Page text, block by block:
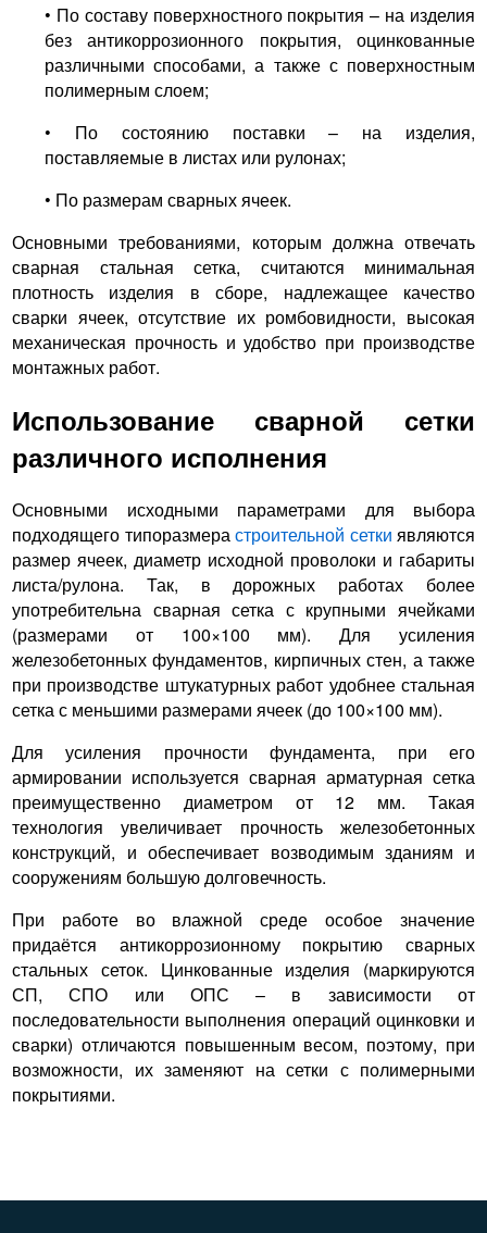
• По составу поверхностного покрытия – на изделия
без антикоррозионного покрытия, оцинкованные
различными способами, а также с поверхностным
полимерным слоем;
• По состоянию поставки – на изделия,
поставляемые в листах или рулонах;
• По размерам сварных ячеек.
Основными требованиями, которым должна отвечать
сварная стальная сетка, считаются минимальная
плотность изделия в сборе, надлежащее качество
сварки ячеек, отсутствие их ромбовидности, высокая
механическая прочность и удобство при производстве
монтажных работ.
Использование сварной сетки
различного исполнения
Основными исходными параметрами для выбора
подходящего типоразмерастроительной сетки являются
размер ячеек, диаметр исходной проволоки и габариты
листа/рулона. Так, в дорожных работах более
употребительна сварная сетка с крупными ячейками
(размерами от 100×100 мм). Для усиления
железобетонных фундаментов, кирпичных стен, а также
при производстве штукатурных работ удобнее стальная
сетка с меньшими размерами ячеек (до 100×100 мм).
Для усиления прочности фундамента, при его
армировании используется сварная арматурная сетка
преимущественно диаметром от 12 мм. Такая
технология увеличивает прочность железобетонных
конструкций, и обеспечивает возводимым зданиям и
сооружениям большую долговечность.
При работе во влажной среде особое значение
придаётся антикоррозионному покрытию сварных
стальных сеток. Цинкованные изделия (маркируются
СП, СПО или ОПС – в зависимости от
последовательности выполнения операций оцинковки и
сварки) отличаются повышенным весом, поэтому, при
возможности, их заменяют на сетки с полимерными
покрытиями.